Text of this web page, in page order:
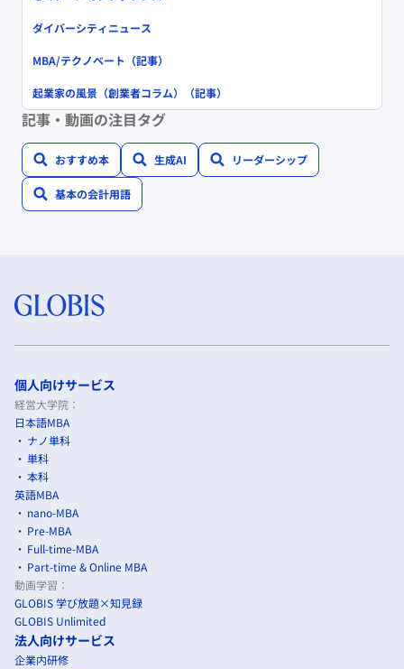
ダイバーシティニュース
MBA/テクノベート（記事）
起業家の風景（創業者コラム）（記事）
記事・動画の注目タグ
おすすめ本 生成AI リーダーシップ
基本の会計用語
個人向けサービス
経営大学院：
日本語MBA
ナノ単科
単科
本科
英語MBA
nano-MBA
Pre-MBA
Full-time-MBA
Part-time & Online MBA
動画学習：
GLOBIS 学び放題×知見録
GLOBIS Unlimited
法人向けサービス
企業内研修